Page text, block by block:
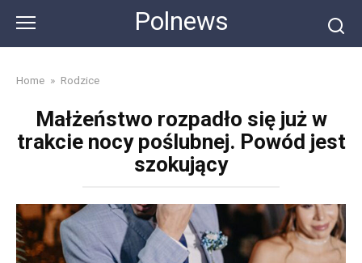
content
Polnews
Home » Rodzice
Małżeństwo rozpadło się już w
trakcie nocy poślubnej. Powód jest
szokujący